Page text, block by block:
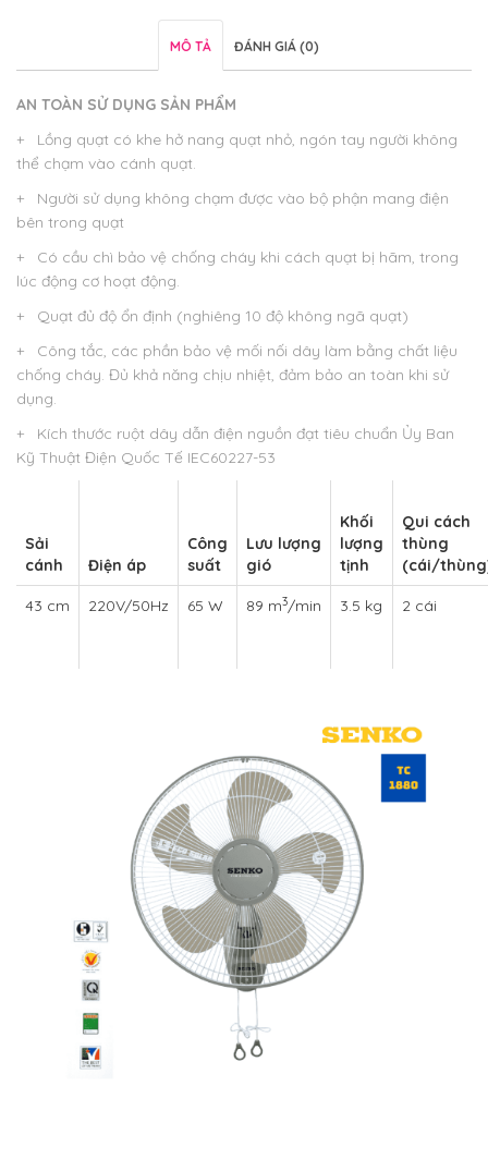
MÔ TẢ ĐÁNH GIÁ (0)
AN TOÀN SỬ DỤNG SẢN PHẨM
+ Lồng quạt có khe hở nang quạt nhỏ, ngón tay người không
thể chạm vào cánh quạt.
+ Người sử dụng không chạm được vào bộ phận mang điện
bên trong quạt
+ Có cầu chì bảo vệ chống cháy khi cách quạt bị hãm, trong
lúc động cơ hoạt động.
+ Quạt đủ độ ổn định (nghiêng 10 độ không ngã quạt)
+ Công tắc, các phần bảo vệ mối nối dây làm bằng chất liệu
chống cháy. Đủ khả năng chịu nhiệt, đảm bảo an toàn khi sử
dụng.
+ Kích thước ruột dây dẫn điện nguồn đạt tiêu chuẩn Ủy Ban
Kỹ Thuật Điện Quốc Tế IEC60227-53
Sải
cánh
Điện áp
Công
suất
Lưu lượng
gió
Khối
lượng
tịnh
Qui cách
thùng
(cái/
43 cm 220V/50Hz 65 W 89 m3/min 3.5 kg 2 cái